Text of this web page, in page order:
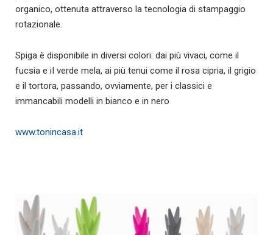
organico, ottenuta attraverso la tecnologia di stampaggio
rotazionale.
Spiga è disponibile in diversi colori: dai più vivaci, come il
fucsia e iI verde mela, ai più tenui come il rosa cipria, il grigio
e il tortora, passando, ovviamente, per i classici e
immancabili modelli in bianco e in nero
www.tonincasa.it